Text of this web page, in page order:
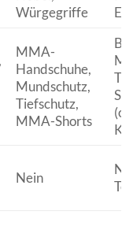
Würgegriffe
MMA-
Handschuhe,
Mundschutz,
Tiefschutz,
MMA-Shorts
Nein